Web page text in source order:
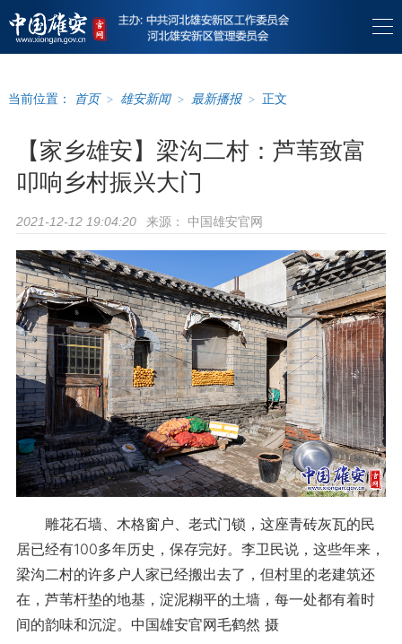
当前位置： 首页 > 雄安新闻 > 最新播报 > 正文
【家乡雄安】梁沟二村：芦苇致富
叩响乡村振兴大门
2021-12-12 19:04:20 来源： 中国雄安官网
雕花石墙、木格窗户、老式门锁，这座青砖灰瓦的民
居已经有100多年历史，保存完好。李卫民说，这些年来，
梁沟二村的许多户人家已经搬出去了，但村里的老建筑还
在，芦苇杆垫的地基，淀泥糊平的土墙，每一处都有着时
间的韵味和沉淀。中国雄安官网毛鹤然 摄